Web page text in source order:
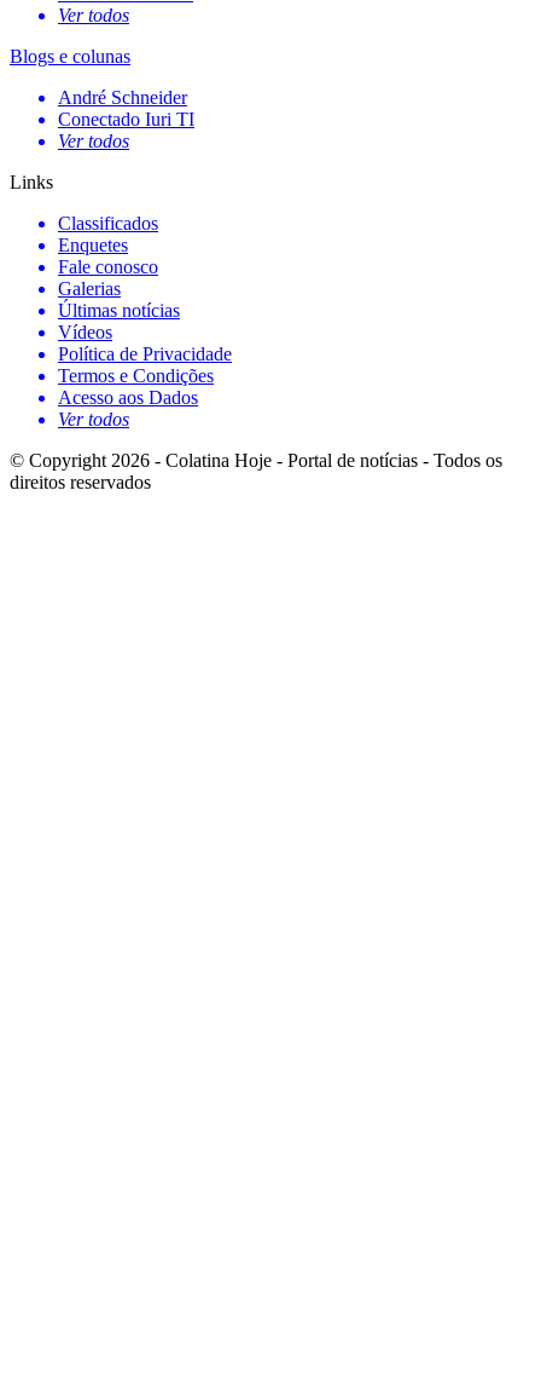
Ver todos
Blogs e colunas
André Schneider
Conectado Iuri TI
Ver todos
Links
Classificados
Enquetes
Fale conosco
Galerias
Últimas notícias
Vídeos
Política de Privacidade
Termos e Condições
Acesso aos Dados
Ver todos
© Copyright 2026 - Colatina Hoje - Portal de notícias - Todos os
direitos reservados